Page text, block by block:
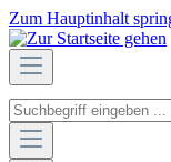
Zum Hauptinhalt